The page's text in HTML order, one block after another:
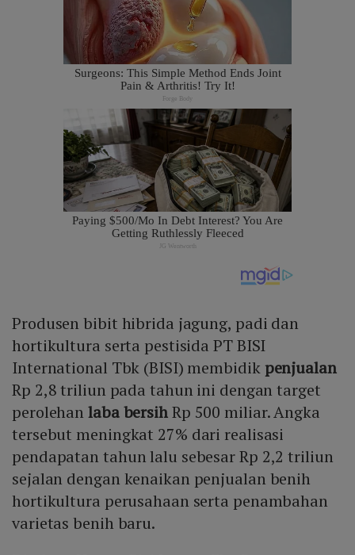
Produsen bibit hibrida jagung, padi dan
hortikultura serta pestisida PT BISI
International Tbk (BISI) membidikpenjualan
Rp 2,8 triliun pada tahun ini dengan target
perolehanlaba bersihRp 500 miliar. Angka
tersebut meningkat 27% dari realisasi
pendapatan tahun lalu sebesar Rp 2,2 triliun
sejalan dengan kenaikan penjualan benih
hortikultura perusahaan serta penambahan
varietas benih baru.